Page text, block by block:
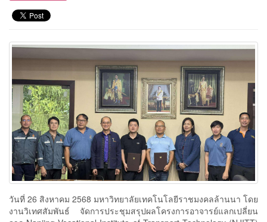
วันที่ 26 สิงหาคม 2568 มหาวิทยาลัยเทคโนโลยีราชมงคลล้านนา โดย
งานวิเทศสัมพันธ์ จัดการประชุมสรุปผลโครงการอาจารย์แลกเปลี่ยน